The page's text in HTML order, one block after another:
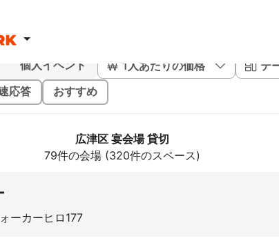
個人イベント 1人あたりの価格
テ
応答 おすすめ
広津区 宴会場 貸切
79件の会場 (320件のスペース)
ーカーヒロ177